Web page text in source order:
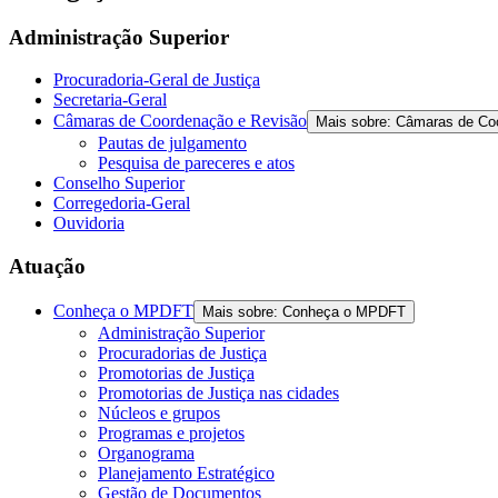
Administração Superior
Procuradoria-Geral de Justiça
Secretaria-Geral
Câmaras de Coordenação e Revisão
Mais sobre: Câmaras de
Pautas de julgamento
Pesquisa de pareceres e atos
Conselho Superior
Corregedoria-Geral
Ouvidoria
Atuação
Conheça o MPDFT Mais sobre: Conheça o MPDFT
Administração Superior
Procuradorias de Justiça
Promotorias de Justiça
Promotorias de Justiça nas cidades
Núcleos e grupos
Programas e projetos
Organograma
Planejamento Estratégico
Gestão de Documentos